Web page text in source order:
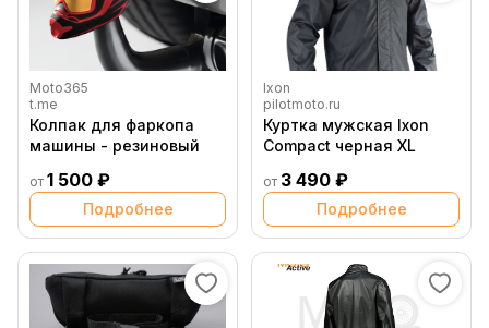
Moto365
t.me
Колпак для фаркопа
машины - резиновый
от 1 500 ₽
Подробнее
Ixon
pilotmoto.ru
Куртка мужская Ixon
Compact черная XL
от 3 490 ₽
Подробнее